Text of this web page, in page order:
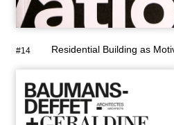
#14 Residential Building as